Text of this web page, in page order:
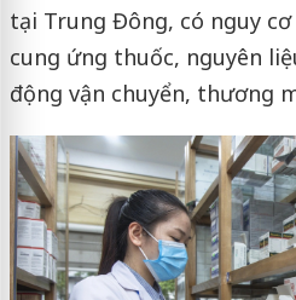
tại Trung Đông, có nguy
cung ứng thuốc, nguyên
động vận chuyển, thương